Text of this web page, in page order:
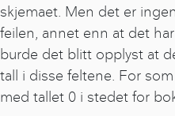
skjemaet. Men det er
feilen, annet enn at det
burde det blitt opplyst at
tall i disse feltene. For
med tallet 0 i stedet for